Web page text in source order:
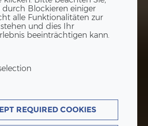
durch Blockieren einiger
alle Funktionalitäten zur
und dies Ihr
beeinträchtigen kann.
REQUIRED COOKIES